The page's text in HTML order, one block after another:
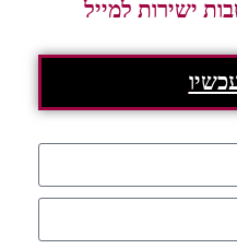
ישירות למייל